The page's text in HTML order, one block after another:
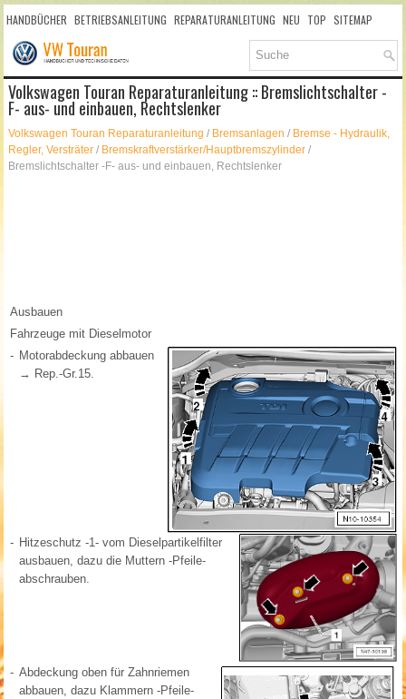
HANDBÜCHER BETRIEBSANLEITUNG REPARATURANLEITUNG NEU TOP SITEMAP
SUCHLAUF
Volkswagen Touran Reparaturanleitung :: Bremslichtschalter -
F- aus- und einbauen, Rechtslenker
Volkswagen Touran Reparaturanleitung / Bremsanlagen / Bremse - Hydraulik,
Regler, Versträter / Bremskraftverstärker/Hauptbremszylinder /
Bremslichtschalter -F- aus- und einbauen, Rechtslenker
Ausbauen
Fahrzeuge mit Dieselmotor
- Motorabdeckung abbauen
→ Rep.-Gr.15.
- Hitzeschutz -1- vom Dieselpartikelfilter
ausbauen, dazu die Muttern -Pfeile-
abschrauben.
- Abdeckung oben für Zahnriemen
abbauen, dazu Klammern -Pfeile-